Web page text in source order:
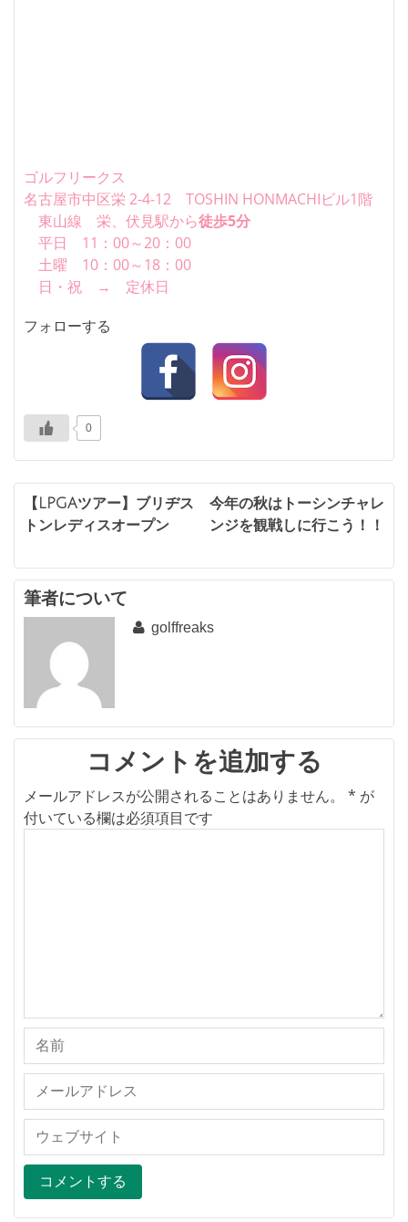
ゴルフリークス
名古屋市中区栄 2-4-12 TOSHIN HONMACHIビル1階
東山線 栄、伏見駅から徒歩5分
平日 11：00～20：00
土曜 10：00～18：00
日・祝 → 定休日
フォローする
0
投
稿
ナ
ビ
ー
シ
ョ
【LPGAツアー】ブリヂス
トンレディスオープン
今年の秋はトーシンチャレ
ンジを観戦しに行こう！！
筆者について
golffreaks
コメントを追加する
メールアドレスが公開されることはありません。 * が
付いている欄は必須項目です